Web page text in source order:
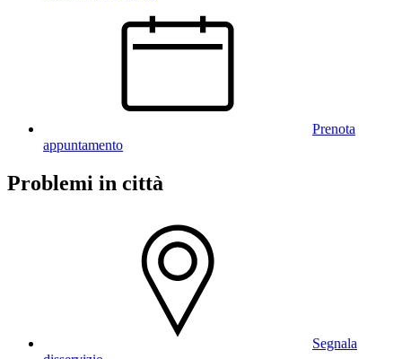
Prenota
appuntamento
Problemi in città
Segnala